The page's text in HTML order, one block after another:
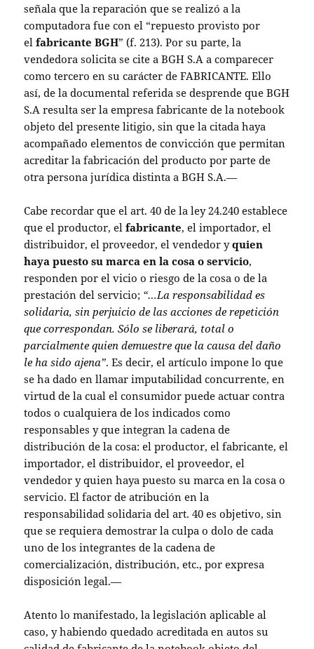
señala que la reparación que se realizó a la
computadora fue con el “repuesto provisto por
elfabricante BGH” (f. 213). Por su parte, la
vendedora solicita se cite a BGH S.A a comparecer
como tercero en su carácter de FABRICANTE. Ello
así, de la documental referida se desprende que BGH
S.A resulta ser la empresa fabricante de la notebook
objeto del presente litigio, sin que la citada haya
acompañado elementos de convicción que permitan
acreditar la fabricación del producto por parte de
otra persona jurídica distinta a BGH S.A.—
Cabe recordar que el art. 40 de la ley 24.240 establece
que el productor, elfabricante, el importador, el
distribuidor, el proveedor, el vendedor yquien
haya puesto su marca en la cosa o servicio,
responden por el vicio o riesgo de la cosa o de la
prestación del servicio; “…La responsabilidad es
solidaria, sin perjuicio de las acciones de repetición
que correspondan. Sólo se liberará, total o
parcialmente quien demuestre que la causa del daño
le ha sido ajena”. Es decir, el artículo impone lo que
se ha dado en llamar imputabilidad concurrente, en
virtud de la cual el consumidor puede actuar contra
todos o cualquiera de los indicados como
responsables y que integran la cadena de
distribución de la cosa: el productor, el fabricante, el
importador, el distribuidor, el proveedor, el
vendedor y quien haya puesto su marca en la cosa o
servicio. El factor de atribución en la
responsabilidad solidaria del art. 40 es objetivo, sin
que se requiera demostrar la culpa o dolo de cada
uno de los integrantes de la cadena de
comercialización, distribución, etc., por expresa
disposición legal.—
Atento lo manifestado, la legislación aplicable al
caso, y habiendo quedado acreditada en autos su